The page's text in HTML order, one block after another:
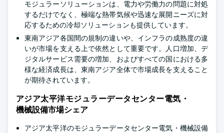
モジュラーソリューションは、電力や労働力の問題に対処
するだけでなく、極端な熱帯気候や迅速な展開ニーズに対
応するための冷却ソリューションも提供しています。
東南アジア各国間の規制の違いや、インフラの成熟度の違
いが市場を支える上で依然として重要です。人口増加、デ
ジタルサービス需要の増加、およびすべての国における多
様な経済成長は、東南アジア全体で市場成長を支えること
が期待されています。
アジア太平洋モジュラーデータセンター電気・
機械設備市場シェア
アジア太平洋のモジュラーデータセンター電気・機械設備